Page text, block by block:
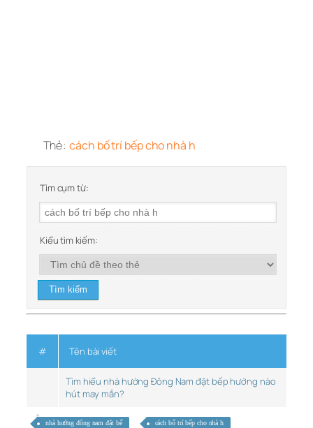
Thẻ:cách bố trí bếp cho nhà h
Tìm cụm từ:
Kiểu tìm kiếm:
# Tên bài viết
Tìm hiểu nhà hướng Đông Nam đặt bếp hướng nào
hút may mắn?
nhà hướng đông nam đặt bế cách bố trí bếp cho nhà h